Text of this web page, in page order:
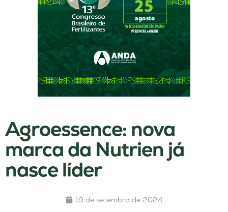
Agroessence: nova
marca da Nutrien já
nasce líder
19 de setembro de 2024